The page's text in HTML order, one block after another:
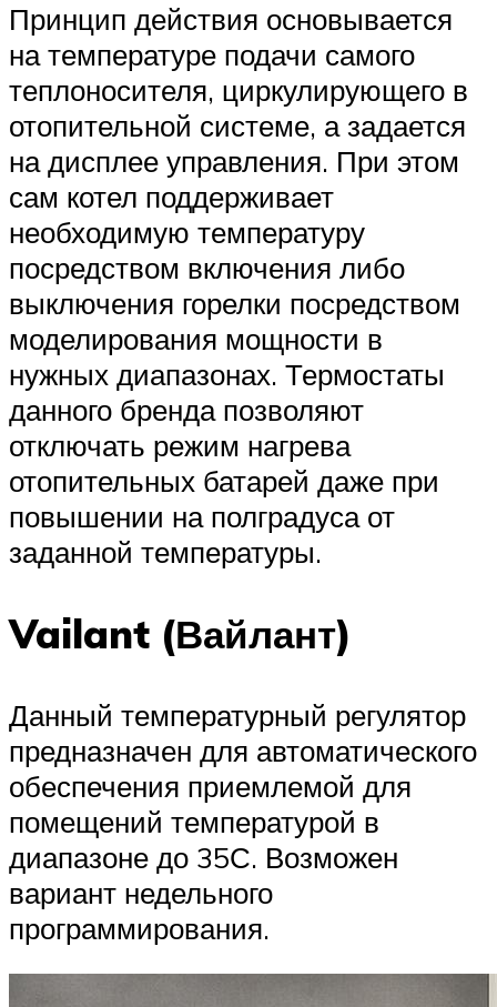
Принцип действия основывается
на температуре подачи самого
теплоносителя, циркулирующего в
отопительной системе, а задается
на дисплее управления. При этом
сам котел поддерживает
необходимую температуру
посредством включения либо
выключения горелки посредством
моделирования мощности в
нужных диапазонах. Термостаты
данного бренда позволяют
отключать режим нагрева
отопительных батарей даже при
повышении на полградуса от
заданной температуры.
Vailant (Вайлант)
Данный температурный регулятор
предназначен для автоматического
обеспечения приемлемой для
помещений температурой в
диапазоне до 35С. Возможен
вариант недельного
программирования.